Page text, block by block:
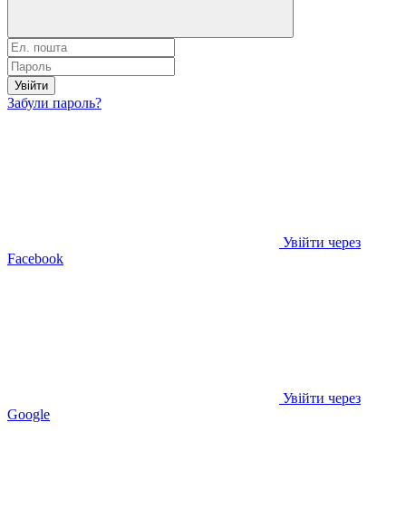
Увійти
Забули пароль?
Увійти через
Facebook
Увійти через
Google